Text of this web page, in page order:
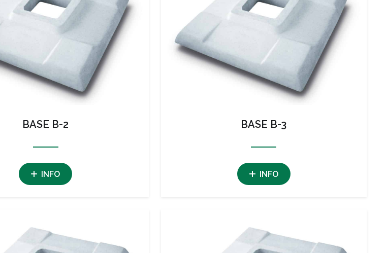
BASE B-2
INFO
BASE B-3
INFO